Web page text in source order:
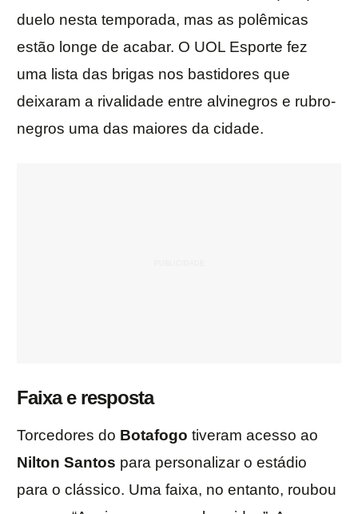
duelo nesta temporada, mas as polêmicas
estão longe de acabar. O UOL Esporte fez
uma lista das brigas nos bastidores que
deixaram a rivalidade entre alvinegros e rubro-
negros uma das maiores da cidade.
Faixa e resposta
Torcedores do Botafogo tiveram acesso ao
Nilton Santos para personalizar o estádio
para o clássico. Uma faixa, no entanto, roubou